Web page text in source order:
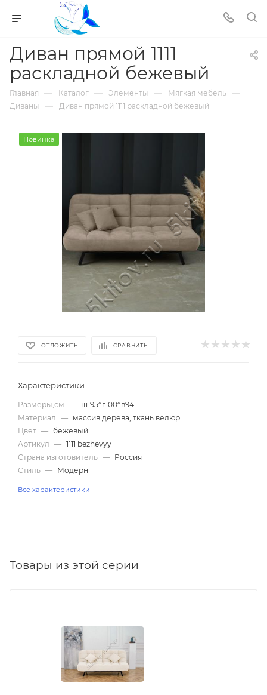
Диван прямой 1111
раскладной бежевый
Главная — Каталог — Элементы — Мягкая мебель —
Диваны — Диван прямой 1111 раскладной бежевый
Новинка
ОТЛОЖИТЬ СРАВНИТЬ
Характеристики
Размеры,см — ш195*г100*в94
Материал — массив дерева, ткань велюр
Цвет — бежевый
Артикул — 1111 bezhevyy
Страна изготовитель — Россия
Стиль — Модерн
Все характеристики
Товары из этой серии